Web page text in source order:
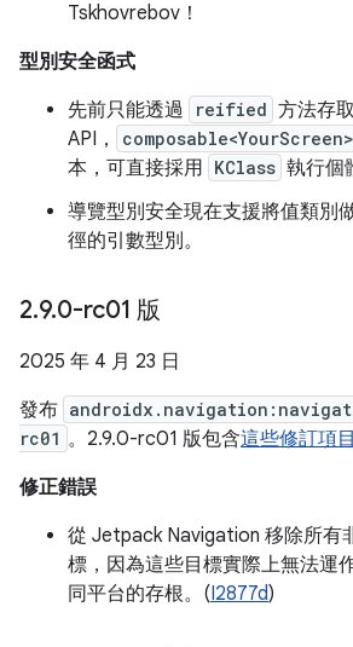
Tskhovrebov！
型別安全函式
先前只能透過
reified 方法存
API，
composable<YourScreen>
本，可直接採用 KClass 執行個
導覽型別安全現在支援將值類別
徑的引數型別。
2.9.0-rc01 版
2025 年 4 月 23 日
發布
rc01 。2.9.0-rc01 版包含這些修訂項目
修正錯誤
從 Jetpack Navigation 移除所有
標，因為這些目標實際上無法運
同平台的存根。(I2877d)